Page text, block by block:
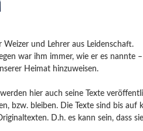
und Lehrer aus Leidenschaft.
war ihm immer, wie er es nannte
Heimat hinzuweisen.
werden hier auch seine Texte
bzw. bleiben. Die Texte sind bis
D.h. es kann sein, dass